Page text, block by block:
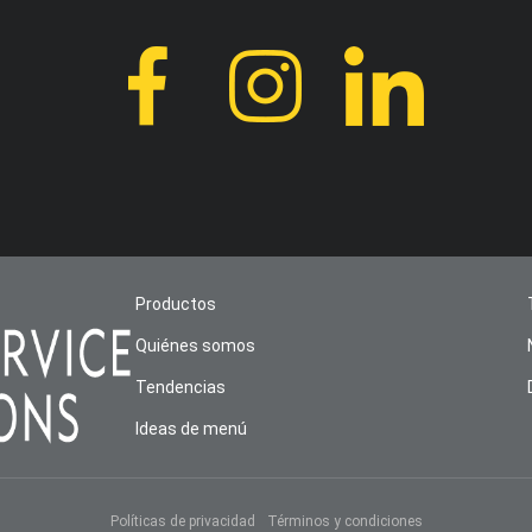
Productos
Quiénes somos
Tendencias
Ideas de menú
Políticas de privacidad Términos y condiciones